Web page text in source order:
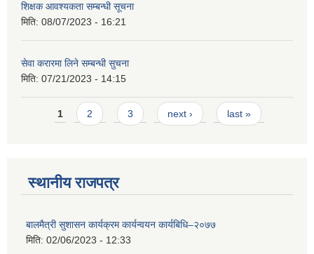
शिक्षक आवश्यकता सम्बन्धी सूचना
मिति: 08/07/2023 - 16:21
सेवा करारमा लिने सम्बन्धी सुचना
मिति: 07/21/2023 - 14:15
Pages
1 2 3 next › last »
स्थानीय राजपत्र
बालमैत्री सुशासन कार्यक्रम कार्यन्वयन कार्यबिधि–२०७७
मिति: 02/06/2023 - 12:33